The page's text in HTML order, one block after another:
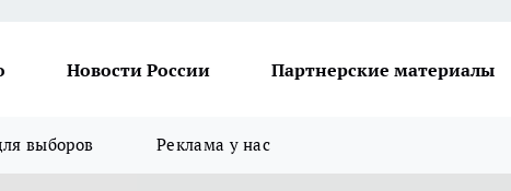
Новости России Партнерские материалы
выборов Реклама у нас